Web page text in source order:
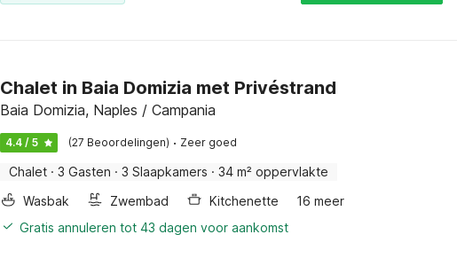
Chalet in Baia Domizia met Privéstrand
Baia Domizia, Naples / Campania
4.4 / 5 (27 Beoordelingen) · Zeer goed
Chalet · 3 Gasten · 3 Slaapkamers · 34 m² oppervlakte
Wasbak
Zwembad Kitchenette
16 meer
Gratis annuleren tot 43 dagen voor aankomst